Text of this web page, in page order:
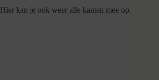
Hier kan je ook weer alle kanten mee op.